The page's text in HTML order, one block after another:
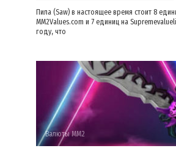
Пила (Saw) в настоящее время стоит 8
MM2Values.com и 7 единиц на
году, что
Валюты ММ2